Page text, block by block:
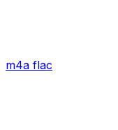
m4a flac